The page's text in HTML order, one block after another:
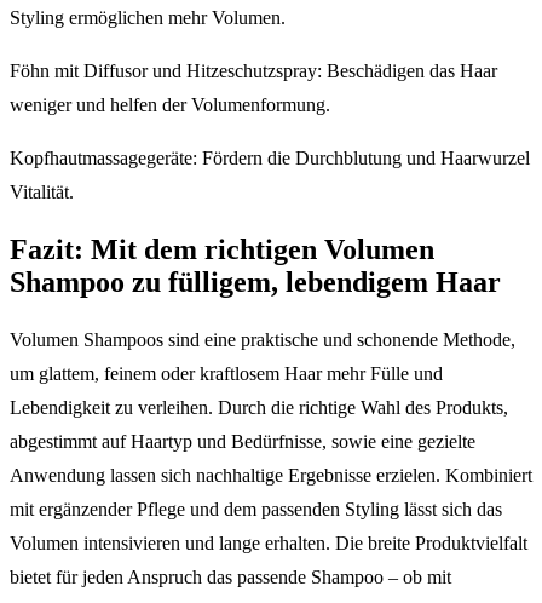
Styling ermöglichen mehr Volumen.
Föhn mit Diffusor und Hitzeschutzspray: Beschädigen das Haar
weniger und helfen der Volumenformung.
Kopfhautmassagegeräte: Fördern die Durchblutung und Haarwurzel
Vitalität.
Fazit: Mit dem richtigen Volumen
Shampoo zu fülligem, lebendigem Haar
Volumen Shampoos sind eine praktische und schonende Methode,
um glattem, feinem oder kraftlosem Haar mehr Fülle und
Lebendigkeit zu verleihen. Durch die richtige Wahl des Produkts,
abgestimmt auf Haartyp und Bedürfnisse, sowie eine gezielte
Anwendung lassen sich nachhaltige Ergebnisse erzielen. Kombiniert
mit ergänzender Pflege und dem passenden Styling lässt sich das
Volumen intensivieren und lange erhalten. Die breite Produktvielfalt
bietet für jeden Anspruch das passende Shampoo – ob mit